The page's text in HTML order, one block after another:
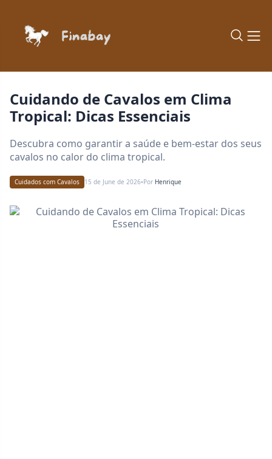
Cuidados com Cavalos 15 de June de 2026•Por Henrique
Cuidando de Cavalos em Clima
Tropical: Dicas Essenciais
Descubra como garantir a saúde e bem-estar dos seus
cavalos no calor do clima tropical.